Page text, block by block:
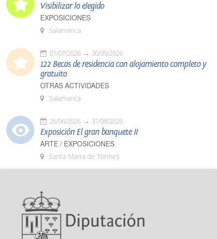
Visibilizar lo elegido
EXPOSICIONES
Salamanca
01/07/2026 30/09/2026
122 Becas de residencia con alojamiento completo y
gratuito
OTRAS ACTIVIDADES
Salamanca
26/06/2026 31/08/2026
Exposición El gran banquete II
ARTE / EXPOSICIONES
Santa Marta de Tormes